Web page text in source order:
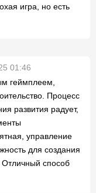
игра, но есть
01:46
геймплеем,
Процесс
развития радует,
управление
для создания
Отличный способ